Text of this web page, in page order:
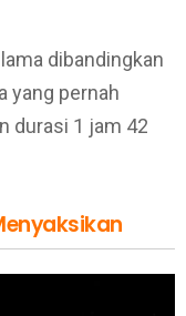
dibandingkan
yang pernah
durasi 1 jam 42